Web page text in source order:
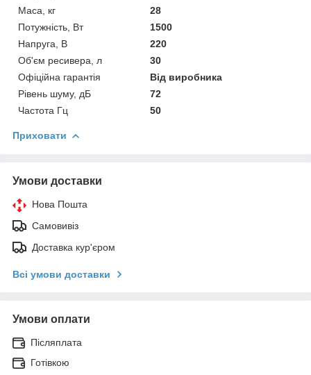
Маса, кг
28
Потужність, Вт
1500
Напруга, В
220
Об'єм ресивера, л
30
Офіційна гарантія
Від виробника
Рівень шуму, дБ
72
Частота Гц
50
Приховати
Умови доставки
Нова Пошта
Самовивіз
Доставка кур'єром
Всі умови доставки
Умови оплати
Післяплата
Готівкою